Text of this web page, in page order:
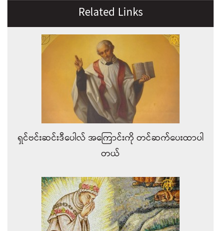
Related Links
ရှင်ဗင်းဆင်းဒီပေါလ် အကြောင်းကို တင်ဆက်ပေးထာပါ
တယ်